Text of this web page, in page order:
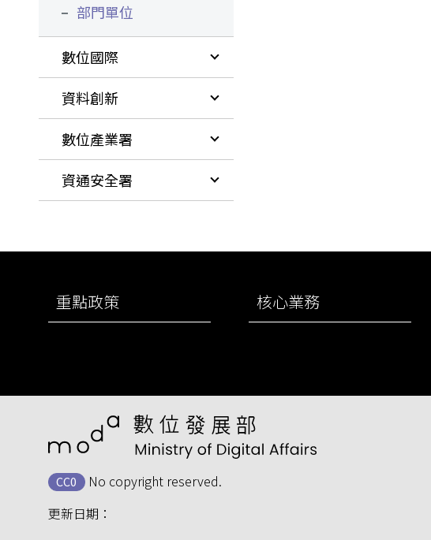
部門單位
數位國際
資料創新
數位產業署
資通安全署
重點政策 核心業務
CC0
No copyright reserved.
更新日期：